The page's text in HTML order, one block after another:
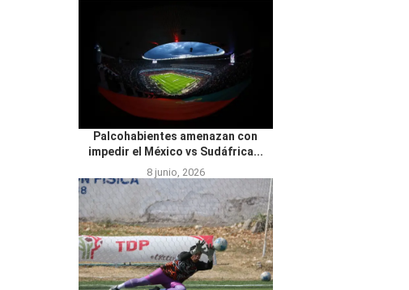
Palcohabientes amenazan con
impedir el México vs Sudáfrica...
8 junio, 2026